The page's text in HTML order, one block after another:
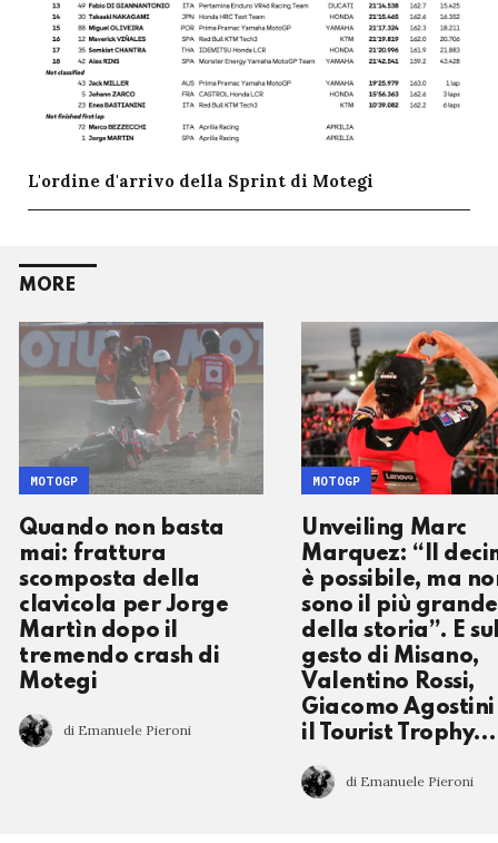
L'ordine d'arrivo della Sprint di Motegi
MORE
Quando non basta
mai: frattura
scomposta della
clavicola per Jorge
Martìn dopo il
tremendo crash di
Motegi
di Emanuele Pieroni
MOTOGP
Unveiling Marc
Marquez: “Il
è possibile, ma
sono il più grande
della storia”. E
gesto di Misano,
Valentino Rossi,
Giacomo Agostini
il Tourist Trophy…
di Emanuele Pieroni
MOTOGP